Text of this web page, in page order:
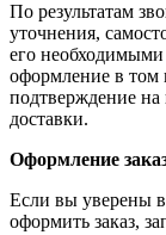
По результатам
уточнения,
его необходимыми
оформление в том
подтверждение
доставки.
Оформление
Если вы уверены
оформить заказ,